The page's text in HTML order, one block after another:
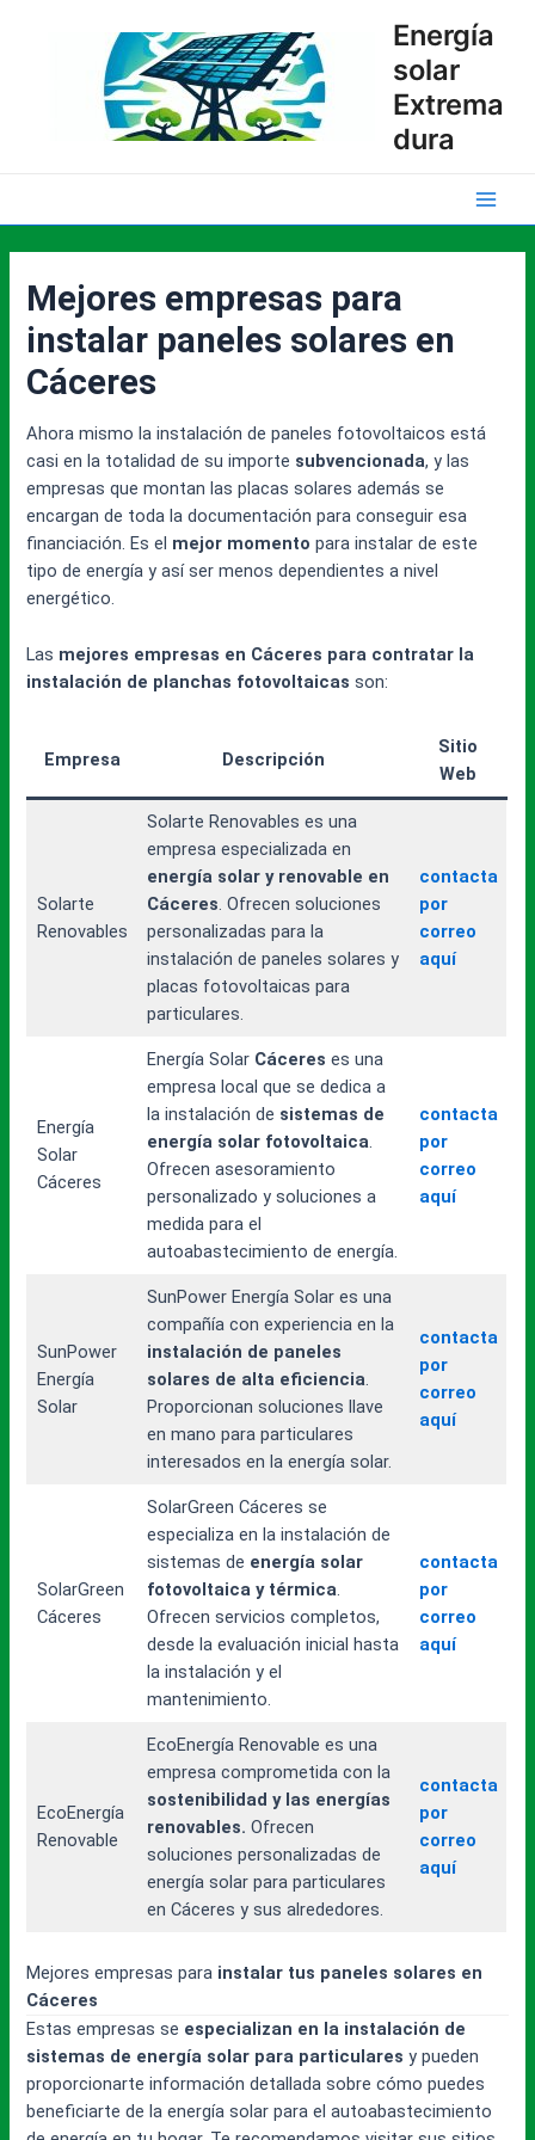
Energía
solar
Extrema
dura
Main
Mejores empresas para
instalar paneles solares en
Cáceres
Ahora mismo la instalación de paneles fotovoltaicos está
casi en la totalidad de su importe subvencionada, y las
empresas que montan las placas solares además se
encargan de toda la documentación para conseguir esa
financiación. Es el mejor momentopara instalar de este
tipo de energía y así ser menos dependientes a nivel
energético.
Las mejores empresas en Cáceres para contratar la
instalación de planchas fotovoltaicas son:
Empresa Descripción
Sitio
Web
Solarte
Renovables
Solarte Renovables es una
empresa especializada en
energía solar y renovable en
Cáceres. Ofrecen soluciones
personalizadas para la
instalación de paneles solares y
placas fotovoltaicas para
particulares.
contacta
por
correo
aquí
Energía
Solar
Cáceres
Energía SolarCáceres es una
empresa local que se dedica a
la instalación de sistemas de
energía solar fotovoltaica.
Ofrecen asesoramiento
personalizado y soluciones a
medida para el
autoabastecimiento de energía.
contacta
por
correo
aquí
SunPower
Energía
Solar
SunPower Energía Solar es una
compañía con experiencia en la
instalación de paneles
solares de alta eficiencia.
Proporcionan soluciones llave
en mano para particulares
interesados en la energía solar.
contacta
por
correo
aquí
SolarGreen
Cáceres
SolarGreen Cáceres se
especializa en la instalación de
sistemas de energía solar
fotovoltaica y térmica.
Ofrecen servicios completos,
desde la evaluación inicial hasta
la instalación y el
mantenimiento.
contacta
por
correo
aquí
EcoEnergía
Renovable
EcoEnergía Renovable es una
empresa comprometida con la
sostenibilidad y las energías
renovables. Ofrecen
soluciones personalizadas de
energía solar para particulares
en Cáceres y sus alrededores.
contacta
por
correo
aquí
Mejores empresas para instalar tus paneles solares en
Cáceres
Estas empresas se especializan en la instalación de
sistemas de energía solar para particulares y pueden
proporcionarte información detallada sobre cómo puedes
beneficiarte de la energía solar para el autoabastecimiento